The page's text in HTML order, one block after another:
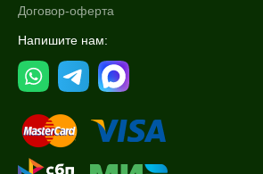
Договор-оферта
Напишите нам: